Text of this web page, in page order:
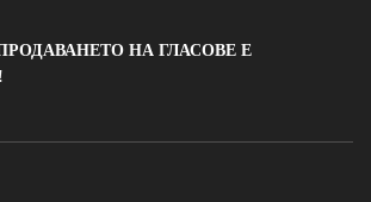
НА ГЛАСОВЕ Е